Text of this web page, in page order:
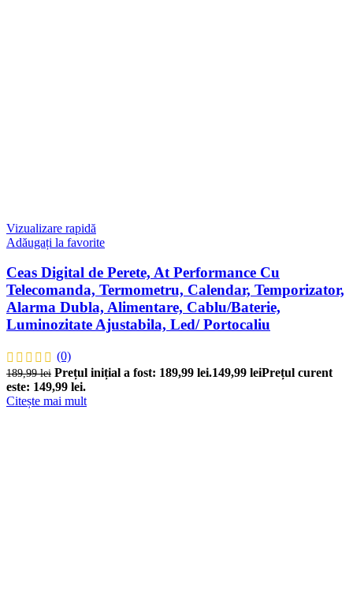
Vizualizare rapidă
Adăugați la favorite
Ceas Digital de Perete, At Performance Cu
Telecomanda, Termometru, Calendar, Temporizator,
Alarma Dubla, Alimentare, Cablu/Baterie,
Luminozitate Ajustabila, Led/ Portocaliu
(0)
189,99lei Prețul inițial a fost: 189,99 lei.149,99 leiPrețul curent
este: 149,99 lei.
Citește mai mult